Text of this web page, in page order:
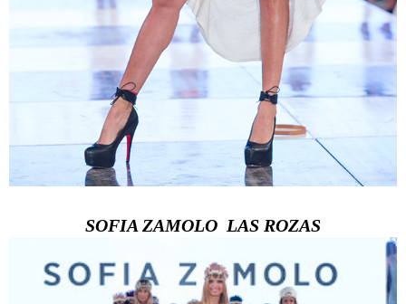
SOFIA ZAMOLO LAS ROZAS